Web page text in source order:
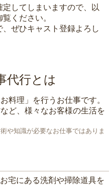
してしまいますので、以
ください。
ぜひキャスト登録よろし
代行とは
お料理 」を行うお仕事です。
ど、様々なお客様の生活を
や知識が必要なお仕事ではありま
宅にある洗剤や掃除道具を